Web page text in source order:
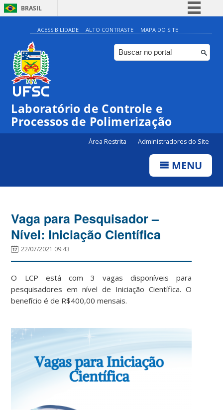
BRASIL
Simplifique!
Comunica BR
Participe
Canais
ACESSIBILIDADE ALTO CONTRASTE MAPA DO SITE
Laboratório de Controle e
Processos de Polimerização
Área Restrita Administradores do Site
MENU
Vaga para Pesquisador –
Nível: Iniciação Científica
22/07/2021 09:43
O LCP está com 3 vagas disponíveis para
pesquisadores em nível de Iniciação Científica. O
benefício é de R$400,00 mensais.